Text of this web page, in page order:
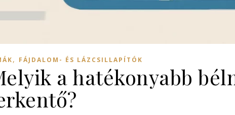
, FÁJDALOM- ÉS LÁZCSILLAPÍTÓK
a hatékonyabb